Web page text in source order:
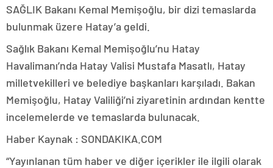
SAĞLIK Bakanı Kemal Memişoğlu, bir dizi temaslarda
bulunmak üzere Hatay’a geldi.
Sağlık Bakanı Kemal Memişoğlu’nu Hatay
Havalimanı’nda Hatay Valisi Mustafa Masatlı, Hatay
milletvekilleri ve belediye başkanları karşıladı. Bakan
Memişoğlu, Hatay Valiliği’ni ziyaretinin ardından kentte
incelemelerde ve temaslarda bulunacak.
Haber Kaynak : SONDAKIKA.COM
“Yayınlanan tüm haber ve diğer içerikler ile ilgili olarak